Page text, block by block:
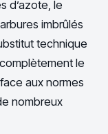
d’azote, le
imbrûlés
technique
le
aux normes
nombreux